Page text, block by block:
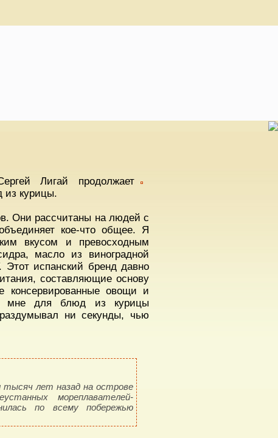
Лигай продолжает
из курицы.
Они рассчитаны на людей с
кое-что общее. Я
вкусом и превосходным
масло из виноградной
Этот испанский бренд давно
составляющие основу
консервированные овощи и
мне для блюд из курицы
ни секунды, чью
тысяч лет назад на острове
мореплавателей-
по всему побережью